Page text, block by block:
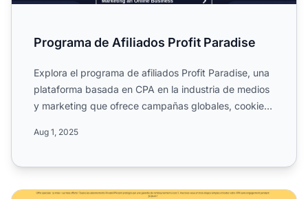
Programa de Afiliados Profit Paradise
Explora el programa de afiliados Profit Paradise, una
plataforma basada en CPA en la industria de medios
y marketing que ofrece campañas globales, cookies
Aug 1, 2025